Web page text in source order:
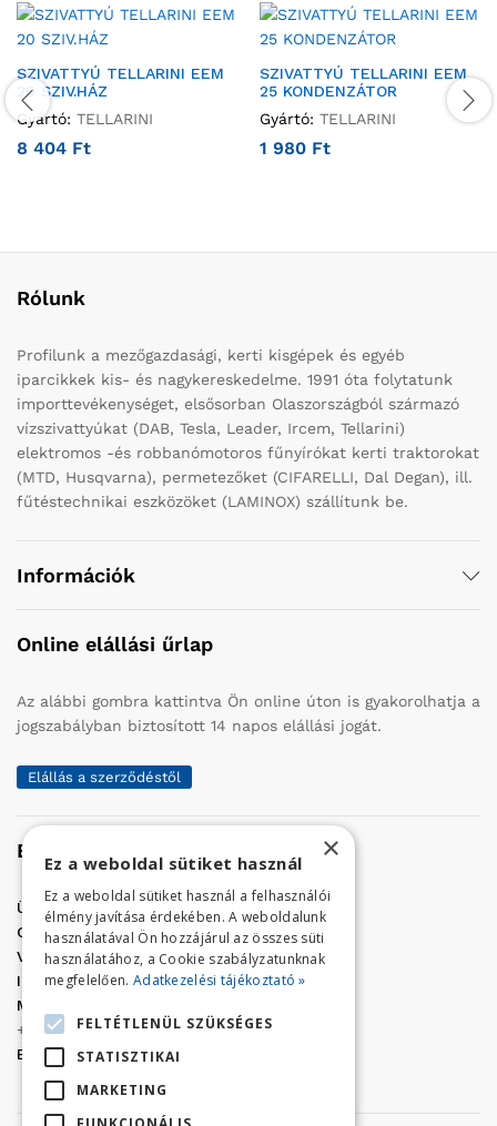
SZIVATTYÚ TELLARINI EEM
20 SZIV.HÁZ
Gyártó: TELLARINI
8 404 Ft
SZIVATTYÚ TELLARINI EEM
25 KONDENZÁTOR
Gyártó: TELLARINI
1 980 Ft
Rólunk
Profilunk a mezőgazdasági, kerti kisgépek és egyéb
iparcikkek kis- és nagykereskedelme. 1991 óta folytatunk
importtevékenységet, elsősorban Olaszországból származó
vízszivattyúkat (DAB, Tesla, Leader, Ircem, Tellarini)
elektromos -és robbanómotoros fűnyírókat kerti traktorokat
(MTD, Husqvarna), permetezőket (CIFARELLI, Dal Degan), ill.
fűtéstechnikai eszközöket (LAMINOX) szállítunk be.
Információk
Online elállási űrlap
Az alábbi gombra kattintva Ön online úton is gyakorolhatja a
jogszabályban biztosított 14 napos elállási jogát.
Elállás a szerződéstől
Elérhetőség
Üzletünk címe:
Szolnok, Vércse út 17.
Golf Center Áruház:06 (56) 423-324
VÁR-Kert Áruház: 06 (56) 429-771
Iroda:06 (56) 421-857
Megrendelés, termék információ:
+36 (70) 938-3356
E-mail:
golfaruhaz@gmail.com
×
Ez a weboldal sütiket használ
Ez a weboldal sütiket használ a felhasználói
élmény javítása érdekében. A weboldalunk
használatával Ön hozzájárul az összes süti
használatához, a Cookie szabályzatunknak
megfelelően. Adatkezelési tájékoztató »
FELTÉTLENÜL SZÜKSÉGES
STATISZTIKAI
MARKETING